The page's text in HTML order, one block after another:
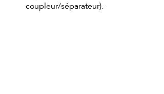
coupleur/séparateur).